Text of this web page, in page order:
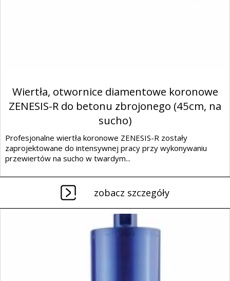
Wiertła, otwornice diamentowe koronowe
ZENESIS-R do betonu zbrojonego (45cm, na
sucho)
Profesjonalne wiertła koronowe ZENESIS-R zostały
zaprojektowane do intensywnej pracy przy wykonywaniu
przewiertów na sucho w twardym...
zobacz szczegóły